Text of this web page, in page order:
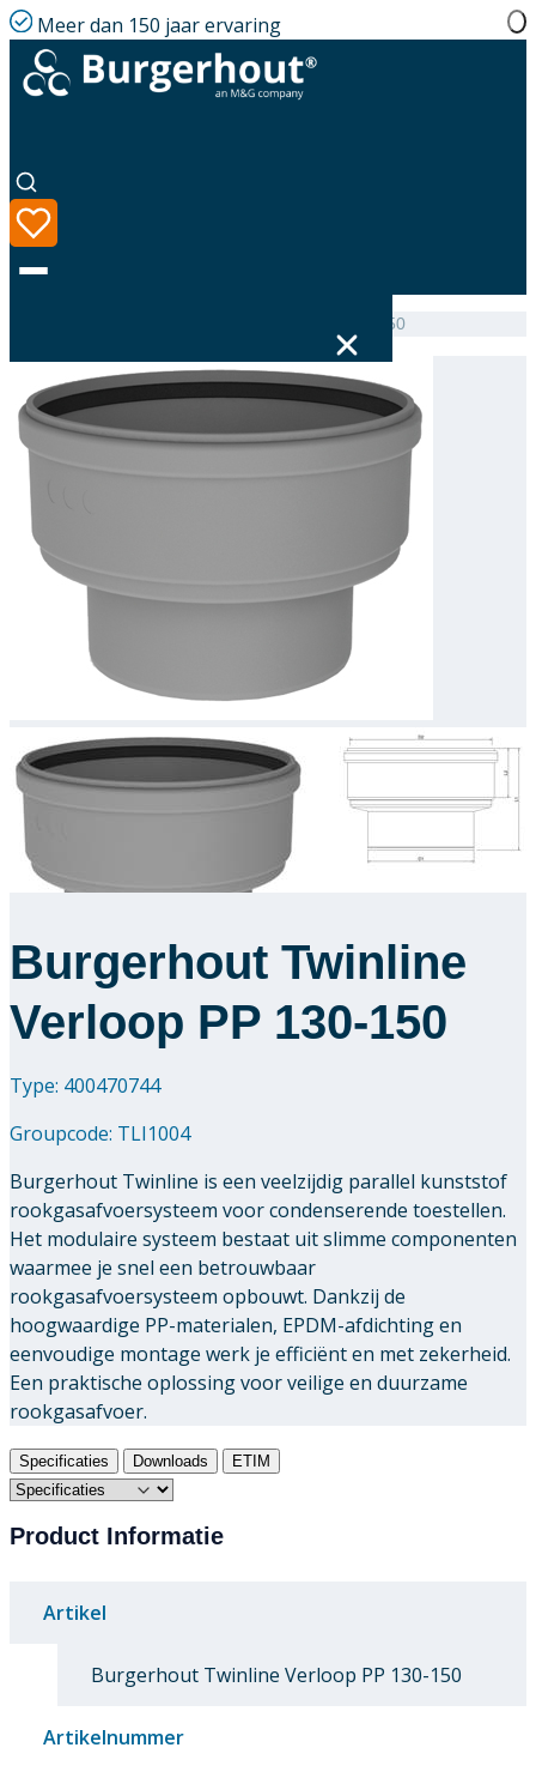
Meer dan 150 jaar ervaring
Taal
Downloads
Academy
Contact
Twinline Expander PP 130-150
Burgerhout Twinline
Verloop PP 130-150
Type: 400470744
Groupcode: TLI1004
Burgerhout Twinline is een veelzijdig parallel kunststof
rookgasafvoersysteem voor condenserende toestellen.
Het modulaire systeem bestaat uit slimme componenten
waarmee je snel een betrouwbaar
rookgasafvoersysteem opbouwt. Dankzij de
hoogwaardige PP-materialen, EPDM-afdichting en
eenvoudige montage werk je efficiënt en met zekerheid.
Een praktische oplossing voor veilige en duurzame
rookgasafvoer.
Specificaties Downloads ETIM
Product Informatie
Artikel
Burgerhout Twinline Verloop PP 130-150
Artikelnummer